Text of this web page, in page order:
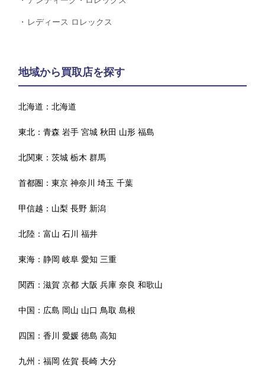
レディース ロレックス
地域から買取店を探す
北海道：北海道
東北：青森 岩手 宮城 秋田 山形 福島
北関東：茨城 栃木 群馬
首都圏：東京 神奈川 埼玉 千葉
甲信越： 山梨 長野 新潟
北陸：富山 石川 福井
東海：静岡 岐阜 愛知 三重
関西：滋賀 京都 大阪 兵庫 奈良 和歌山
中国： 広島 岡山 山口 鳥取 島根
四国：香川 愛媛 徳島 高知
九州：福岡 佐賀 長崎 大分